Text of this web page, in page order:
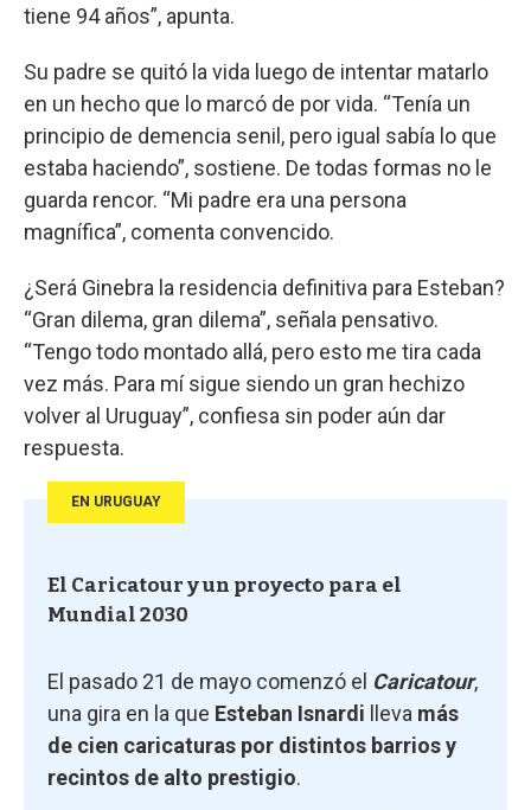
tiene 94 años”, apunta.
Su padre se quitó la vida luego de intentar matarlo
en un hecho que lo marcó de por vida. “Tenía un
principio de demencia senil, pero igual sabía lo que
estaba haciendo”, sostiene. De todas formas no le
guarda rencor. “Mi padre era una persona
magnífica”, comenta convencido.
¿Será Ginebra la residencia definitiva para Esteban?
“Gran dilema, gran dilema”, señala pensativo.
“Tengo todo montado allá, pero esto me tira cada
vez más. Para mí sigue siendo un gran hechizo
volver al Uruguay”, confiesa sin poder aún dar
respuesta.
EN URUGUAY
El Caricatour y un proyecto para el
Mundial 2030
El pasado 21 de mayo comenzó el Caricatour,
una gira en la que Esteban Isnardi lleva más
de cien caricaturas por distintos barrios y
recintos de alto prestigio.